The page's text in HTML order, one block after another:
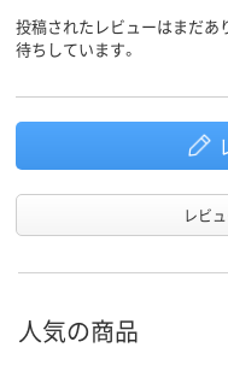
投稿されたレビューはまだあ
待ちしています。
レビ
人気の商品